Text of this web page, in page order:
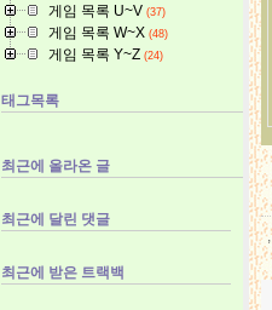
게임 목록 U~V (37)
게임 목록 W~X (48)
게임 목록 Y~Z (24)
태그목록
최근에 올라온 글
최근에 달린 댓글
최근에 받은 트랙백
,